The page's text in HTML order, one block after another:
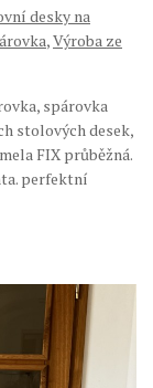
desky na
,Výroba ze
spárovka
stolových desek,
FIX průběžná.
perfektní